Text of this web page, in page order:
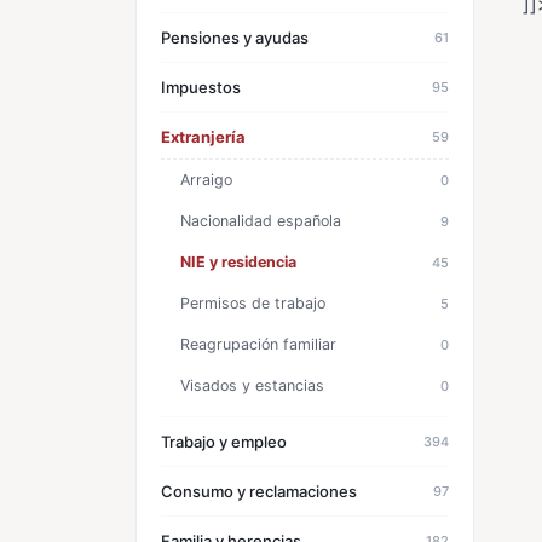
Pensiones y ayudas 61
Impuestos 95
Extranjería 59
Arraigo 0
Nacionalidad española 9
NIE y residencia 45
Permisos de trabajo 5
Reagrupación familiar 0
Visados y estancias 0
Trabajo y empleo 394
Consumo y reclamaciones 97